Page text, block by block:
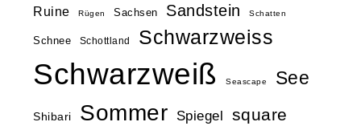
Ruine Rügen Sachsen Sandstein Schatten
Schnee Schottland Schwarzweiss
Schwarzweiß Seascape See
Shibari Sommer Spiegel square